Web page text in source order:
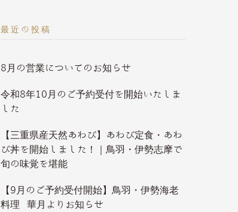
最近の投稿
8月の営業についてのお知らせ
令和8年10月のご予約受付を開始いたしま
した
【三重県産天然あわび】あわび定食・あわ
び丼を開始しました！｜鳥羽・伊勢志摩で
旬の味覚を堪能
【9月のご予約受付開始】鳥羽・伊勢海老
料理 華月よりお知らせ